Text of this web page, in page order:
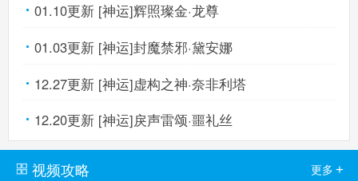
01.10更新 [神运]辉照璨金·龙尊
01.03更新 [神运]封魔禁邪·黛安娜
12.27更新 [神运]虚构之神·奈非利塔
12.20更新 [神运]戾声雷颂·噩礼丝
视频攻略 更多 +